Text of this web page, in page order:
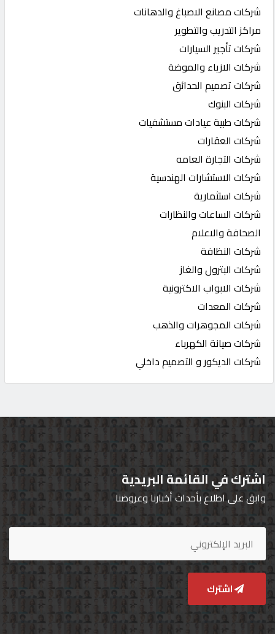
شركات مصانع الاصباغ والدهانات
مراكز التدريب والتطوير
شركات تأجير السيارات
شركات الازياء والموضة
شركات تصميم الحدائق
شركات البنوك
شركات طبية عيادات مستشفيات
شركات العقارات
شركات التجارة العامه
شركات الاستشارات الهندسية
شركات استثمارية
شركات الساعات والنظارات
الصحافة والاعلام
شركات النظافة
شركات البترول والغاز
شركات الابواب الاكترونية
شركات المعدات
شركات المجوهرات والذهب
شركات صيانة الكهرباء
شركات الديكور و التصميم داخلي
اشترك في القائمة البريدية
وابق على اطلاع بأحداث أخبارنا وعروضنا
اشترك